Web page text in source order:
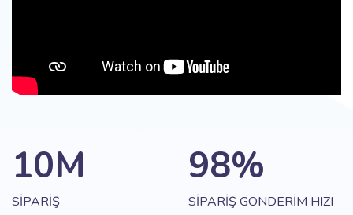
10M
SİPARİŞ
98%
SİPARİŞ GÖNDERİM HIZI